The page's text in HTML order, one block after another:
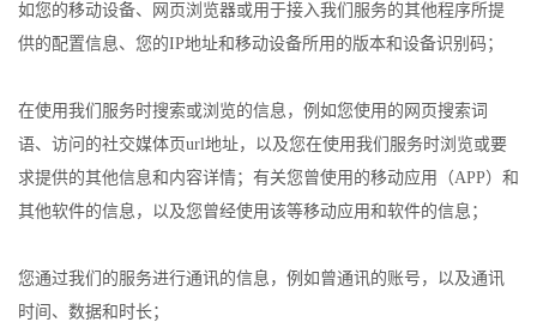
如您的移动设备、网页浏览器或用于接入我们服务的其他程序所提
供的配置信息、您的IP地址和移动设备所用的版本和设备识别码；
在使用我们服务时搜索或浏览的信息，例如您使用的网页搜索词
语、访问的社交媒体页url地址，以及您在使用我们服务时浏览或要
求提供的其他信息和内容详情；有关您曾使用的移动应用（APP）和
其他软件的信息，以及您曾经使用该等移动应用和软件的信息；
您通过我们的服务进行通讯的信息，例如曾通讯的账号，以及通讯
时间、数据和时长；